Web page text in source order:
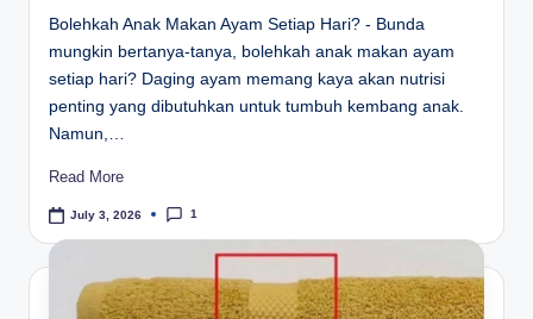
Bolehkah Anak Makan Ayam Setiap Hari? - Bunda
mungkin bertanya-tanya, bolehkah anak makan ayam
setiap hari? Daging ayam memang kaya akan nutrisi
penting yang dibutuhkan untuk tumbuh kembang anak.
Namun,…
Read More
July 3, 2026 1